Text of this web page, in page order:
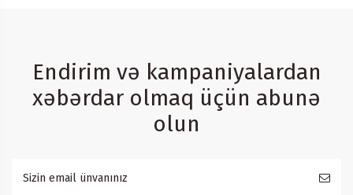
Endirim və kampaniyalardan
xəbərdar olmaq üçün abunə
olun